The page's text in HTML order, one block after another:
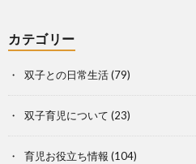
カテゴリー
双子との日常生活(79)
双子育児について (23)
育児お役立ち情報 (104)